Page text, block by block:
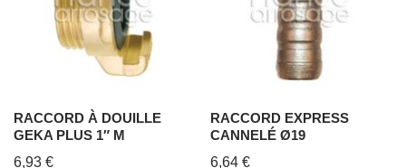
RACCORD À DOUILLE
GEKA PLUS 1″ M
6,93 €
RACCORD EXPRESS
CANNELÉ Ø19
6,64€